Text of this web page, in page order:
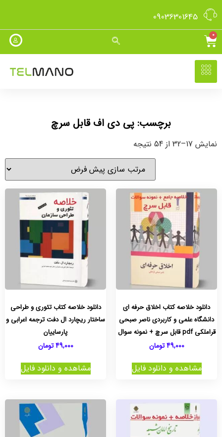
09036301645
0
برچسب: پی دی اف قابل سرچ
نمایش 17–32 از 54 نتیجه
دانلود خلاصه کتاب اخلاق حرفه ای
دانشگاه علمی و کاربردی ناصر صبحی
قراملکی pdf قابل سرچ + نمونه سوال
49,000 تومان
مشاهده و دانلود فایل
دانلود خلاصه کتاب تئوری و طراحی
ساختار ریچارد ال‌ دفت ترجمه اعرابی و
پارساييان
49,000 تومان
مشاهده و دانلود فایل